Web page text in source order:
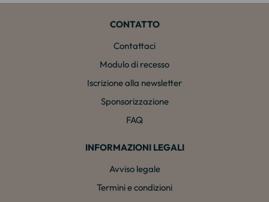
CONTATTO
Contattaci
Modulo di recesso
Iscrizione alla newsletter
Sponsorizzazione
FAQ
INFORMAZIONI LEGALI
Avviso legale
Termini e condizioni